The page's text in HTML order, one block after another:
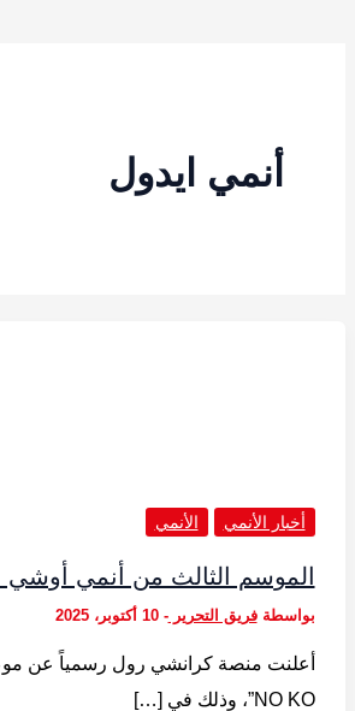
أنمي ايدول
أخبار الأنمي الأنمي
الموسم الثالث من أنمي أوشي
بواسطة فريق التحرير-10 أكتوبر، 2025
NO KO”، وذلك في […]